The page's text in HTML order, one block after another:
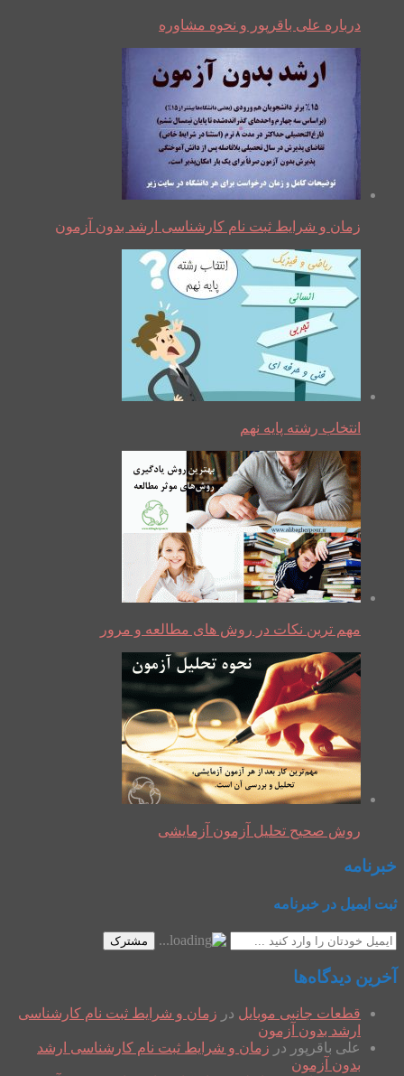
درباره علی باقرپور و نحوه مشاوره
زمان و شرایط ثبت نام کارشناسی ارشد بدون آزمون
انتخاب رشته پایه نهم
مهم ترین نکات در روش های مطالعه و مرور
روش صحیح تحلیل آزمون آزمایشی
خبرنامه
ثبت ایمیل در خبرنامه
مشترک
آخرین دیدگاه‌ها
قطعات جانبی موبایل در زمان و شرایط ثبت نام کارشناسی
ارشد بدون آزمون
علی باقرپور در زمان و شرایط ثبت نام کارشناسی ارشد
بدون آزمون